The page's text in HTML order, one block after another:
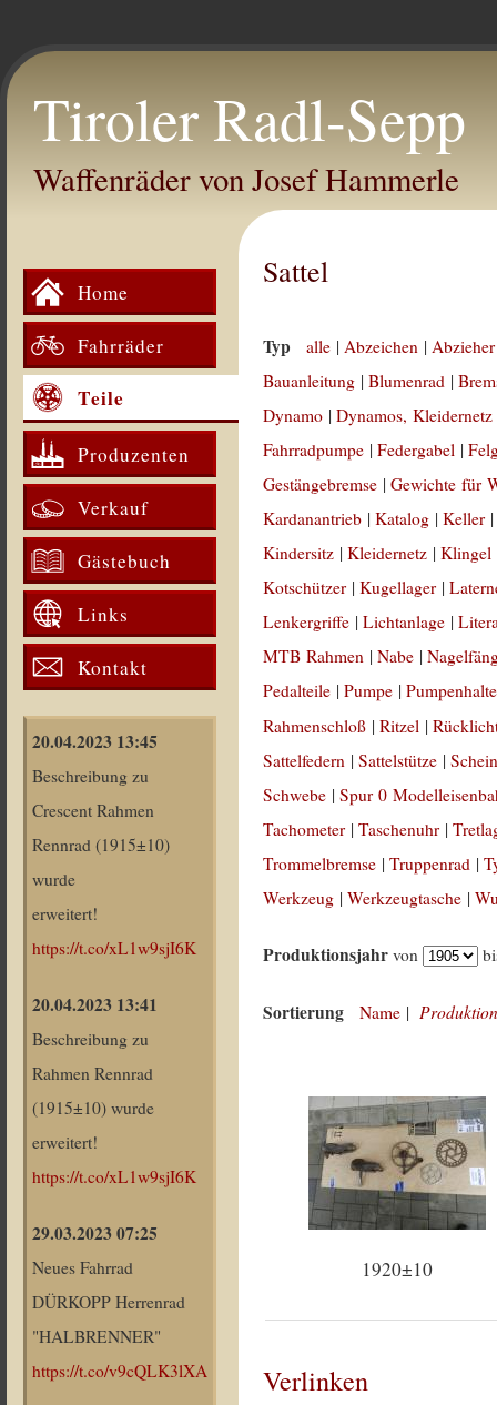
Tiroler Radl-Sepp
Waffenräder von Josef Hammerle
Home
Fahrräder
Teile
Produzenten
Verkauf
Gästebuch
Links
Kontakt
20.04.2023 13:45
Beschreibung zu
Crescent Rahmen
Rennrad (1915±10)
wurde
erweitert!
https://t.co/xL1w9sjI6K
20.04.2023 13:41
Beschreibung zu
Rahmen Rennrad
(1915±10) wurde
erweitert!
https://t.co/xL1w9sjI6K
29.03.2023 07:25
Neues Fahrrad
DÜRKOPP Herrenrad
"HALBRENNER"
https://t.co/v9cQLK3lXA
Sattel
Typ alle |Abzeichen |
Bauanleitung |Blumenrad |
Dynamo |Dynamos, Kleidernetz
Fahrradpumpe |Federgabel |
Gestängebremse |Gewichte für
Kardanantrieb |Katalog |Keller
Kindersitz |Kleidernetz |Klingel
Kotschützer |Kugellager |
Lenkergriffe |Lichtanlage |
MTB Rahmen |Nabe |
Pedalteile |Pumpe |
Rahmenschloß |Ritzel |
Sattelfedern |Sattelstütze |
Schwebe |Spur 0
Tachometer |Taschenuhr |
Trommelbremse |Truppenrad |
Werkzeug |Werkzeugtasche |
Produktionsjahr von
Sortierung Name |
1920±10
Verlinken